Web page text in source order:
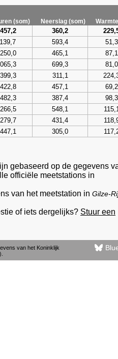
(som) Neerslag (som)
360,2
593,4 51,3
465,1 87,1
699,3 81,0
311,1
457,1 69,2
387,4 98,3
548,1
431,4
305,0
gebaseerd op de gegevens
officiële meetstations in
van het meetstation in Gilze-
of iets dergelijks? Stuur een
van het Koninklijk
).